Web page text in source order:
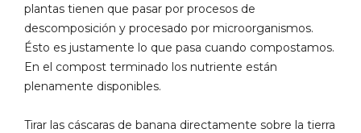
plantas tienen que pasar por procesos de
descomposición y procesado por microorganismos.
Ésto es justamente lo que pasa cuando compostamos.
En el compost terminado los nutriente están
plenamente disponibles.
Tirar las cáscaras de banana directamente sobre la tierra